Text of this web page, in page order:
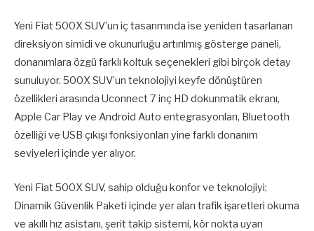
Yeni Fiat 500X SUV’un iç tasarımında ise yeniden tasarlanan
direksiyon simidi ve okunurluğu artırılmış gösterge paneli,
donanımlara özgü farklı koltuk seçenekleri gibi birçok detay
sunuluyor. 500X SUV’un teknolojiyi keyfe dönüştüren
özellikleri arasında Uconnect 7 inç HD dokunmatik ekranı,
Apple Car Play ve Android Auto entegrasyonları, Bluetooth
özelliği ve USB çıkışı fonksiyonları yine farklı donanım
seviyeleri içinde yer alıyor.
Yeni Fiat 500X SUV, sahip olduğu konfor ve teknolojiyi;
Dinamik Güvenlik Paketi içinde yer alan trafik işaretleri okuma
ve akıllı hız asistanı, şerit takip sistemi, kör nokta uyarı